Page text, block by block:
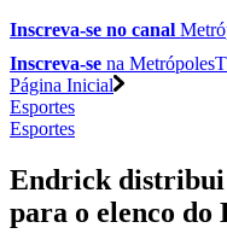
Inscreva-se no canal
Inscreva-se na
Página Inicial
Esportes
Esportes
Endrick distribui
para o elenco do